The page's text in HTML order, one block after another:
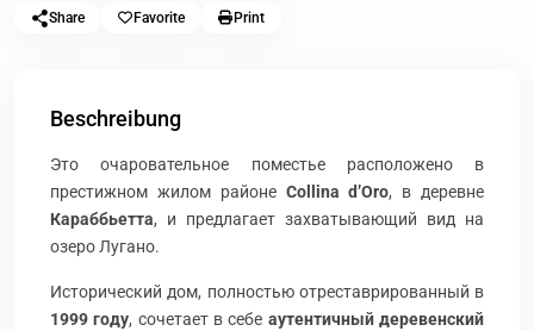
Share Favorite Print
Beschreibung
Это очаровательное поместье расположено в
престижном жилом районе Collina d’Oro, в деревне
Караббьетта, и предлагает захватывающий вид на
озеро Лугано.
Исторический дом, полностью отреставрированный в
1999 году, сочетает в себе аутентичный деревенский